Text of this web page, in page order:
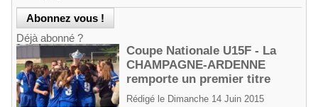
Déjà abonné ?
Coupe Nationale U15F - La
CHAMPAGNE-ARDENNE
remporte un premier titre
Rédigé le Dimanche 14 Juin 2015